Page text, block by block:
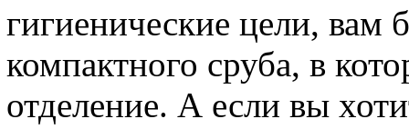
гигиенические цели, вам
компактного сруба, в
отделение. А если вы